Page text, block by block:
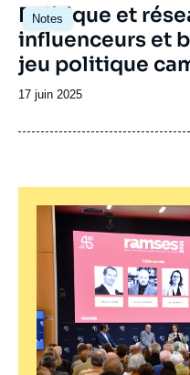
Notes
Image
principale
Politique et
influenceurs et
jeu politique
Date
publication
17 juin 2025